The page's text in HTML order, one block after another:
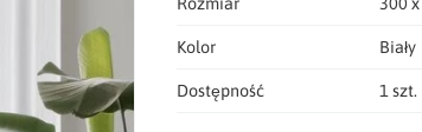
Kolor Biały
Dostępność 1 szt.